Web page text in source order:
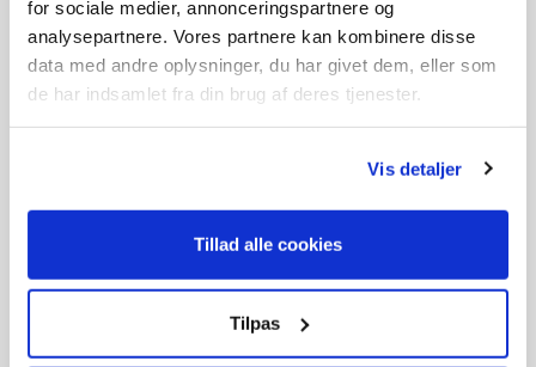
for sociale medier, annonceringspartnere og
analysepartnere. Vores partnere kan kombinere disse
data med andre oplysninger, du har givet dem, eller som
de har indsamlet fra din brug af deres tjenester.
Vis detaljer
Tillad alle cookies
Tilpas
Kniv